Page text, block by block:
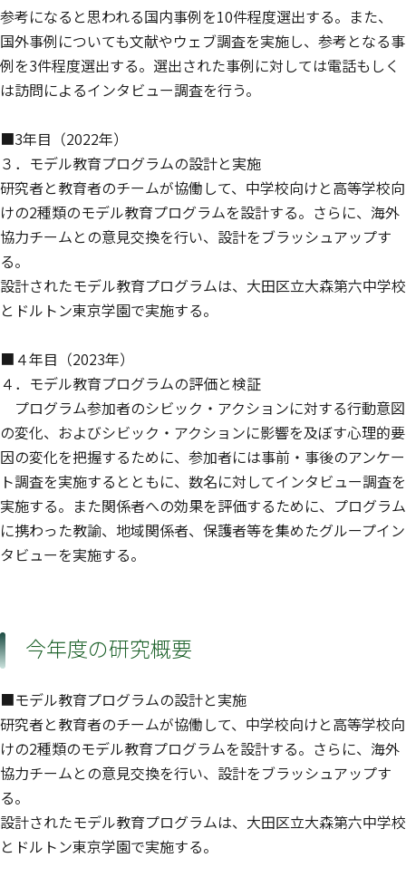
参考になると思われる国内事例を10件程度選出する。また、
国外事例についても文献やウェブ調査を実施し、参考となる事
例を3件程度選出する。選出された事例に対しては電話もしく
は訪問によるインタビュー調査を行う。
■3年目（2022年）
３．モデル教育プログラムの設計と実施
研究者と教育者のチームが協働して、中学校向けと高等学校向
けの2種類のモデル教育プログラムを設計する。さらに、海外
協力チームとの意見交換を行い、設計をブラッシュアップす
る。
設計されたモデル教育プログラムは、大田区立大森第六中学校
とドルトン東京学園で実施する。
■４年目（2023年）
４．モデル教育プログラムの評価と検証
プログラム参加者のシビック・アクションに対する行動意図
の変化、およびシビック・アクションに影響を及ぼす心理的要
因の変化を把握するために、参加者には事前・事後のアンケー
ト調査を実施するとともに、数名に対してインタビュー調査を
実施する。また関係者への効果を評価するために、プログラム
に携わった教諭、地域関係者、保護者等を集めたグループイン
タビューを実施する。
今年度の研究概要
■モデル教育プログラムの設計と実施
研究者と教育者のチームが協働して、中学校向けと高等学校向
けの2種類のモデル教育プログラムを設計する。さらに、海外
協力チームとの意見交換を行い、設計をブラッシュアップす
る。
設計されたモデル教育プログラムは、大田区立大森第六中学校
とドルトン東京学園で実施する。